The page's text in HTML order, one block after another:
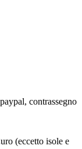
contrassegno
(eccetto isole e